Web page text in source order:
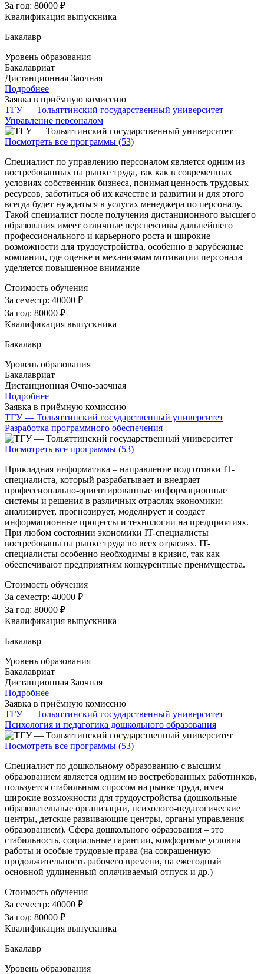
За год: 80000 ₽
Квалификация выпускника
Бакалавр
Уровень образования
Бакалавриат
Дистанционная Заочная
Подробнее
Заявка в приёмную комиссию
ТГУ — Тольяттинский государственный университет
Управление персоналом
Посмотреть все программы (53)
Специалист по управлению персоналом является одним из
востребованных на рынке труда, так как в современных
условиях собственник бизнеса, понимая ценность трудовых
ресурсов, заботиться об их качестве и развитии и для этого
всегда будет нуждаться в услугах менеджера по персоналу.
Такой специалист после получения дистанционного высшего
образования имеет отличные перспективы дальнейшего
профессионального и карьерного роста и широкие
возможности для трудоустройства, особенно в зарубежные
компании, где оценке и механизмам мотивации персонала
уделяется повышенное внимание
Стоимость обучения
За семестр: 40000 ₽
За год: 80000 ₽
Квалификация выпускника
Бакалавр
Уровень образования
Бакалавриат
Дистанционная Очно-заочная
Подробнее
Заявка в приёмную комиссию
ТГУ — Тольяттинский государственный университет
Разработка программного обеспечения
Посмотреть все программы (53)
Прикладная информатика – направление подготовки IT-
специалиста, который разрабатывает и внедряет
профессионально-ориентированные информационные
системы и решения в различных отраслях экономики;
анализирует, прогнозирует, моделирует и создает
информационные процессы и технологии на предприятиях.
При любом состоянии экономики IT-специалисты
востребованы на рынке труда во всех отраслях. IT-
специалисты особенно необходимы в кризис, так как
обеспечивают предприятиям конкурентные преимущества.
Стоимость обучения
За семестр: 40000 ₽
За год: 80000 ₽
Квалификация выпускника
Бакалавр
Уровень образования
Бакалавриат
Дистанционная Заочная
Подробнее
Заявка в приёмную комиссию
ТГУ — Тольяттинский государственный университет
Психология и педагогика дошкольного образования
Посмотреть все программы (53)
Специалист по дошкольному образованию с высшим
образованием является одним из востребованных работников,
пользуется стабильным спросом на рынке труда, имея
широкие возможности для трудоустройства (дошкольные
образовательные организации, психолого-педагогические
центры, детские развивающие центры, органы управления
образованием). Сфера дошкольного образования – это
стабильность, социальные гарантии, комфортные условия
работы и особые трудовые права (на сокращенную
продолжительность рабочего времени, на ежегодный
основной удлиненный оплачиваемый отпуск и др.)
Стоимость обучения
За семестр: 40000 ₽
За год: 80000 ₽
Квалификация выпускника
Бакалавр
Уровень образования